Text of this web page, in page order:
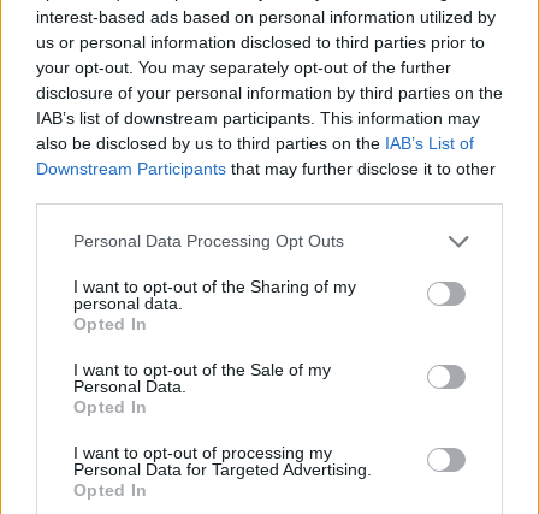
interest-based ads based on personal information utilized by
us or personal information disclosed to third parties prior to
your opt-out. You may separately opt-out of the further
disclosure of your personal information by third parties on the
IAB’s list of downstream participants. This information may
also be disclosed by us to third parties on the IAB’s List of
Downstream Participants that may further disclose it to other
Personal Data Processing Opt Outs
I want to opt-out of the Sharing of my
personal data.
Opted In
I want to opt-out of the Sale of my
Personal Data.
Opted In
I want to opt-out of processing my
Personal Data for Targeted Advertising.
Opted In
Paroxetine (775)
Dépression - antidépresseurs IRS
Effexor (690)
Dépression - antidépresseurs autre
Champix (604)
Toxicomanie
Sertraline (579)
Dépression - antidépresseurs IRS
Epilepsie
Simvastatine (510)
Cholestérol
Amoxicilline (509)
Antibiotiques - pénicillines à large spectre
Seroplex (424)
Dépression - antidépresseurs IRS